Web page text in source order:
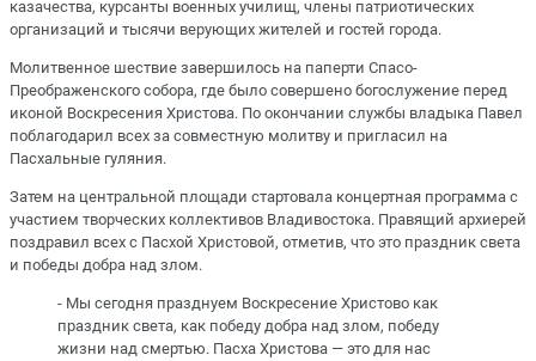
казачества, курсанты военных училищ, члены патриотических
организаций и тысячи верующих жителей и гостей города.
Молитвенное шествие завершилось на паперти Спасо-
Преображенского собора, где было совершено богослужение перед
иконой Воскресения Христова. По окончании службы владыка Павел
поблагодарил всех за совместную молитву и пригласил на
Пасхальные гуляния.
Затем на центральной площади стартовала концертная программа с
участием творческих коллективов Владивостока. Правящий архиерей
поздравил всех с Пасхой Христовой, отметив, что это праздник света
и победы добра над злом.
- Мы сегодня празднуем Воскресение Христово как
праздник света, как победу добра над злом, победу
жизни над смертью. Пасха Христова — это для нас